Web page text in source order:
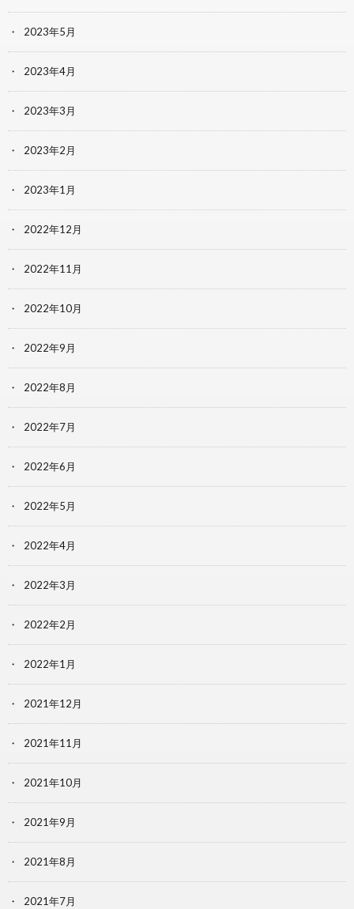
2023年5月
2023年4月
2023年3月
2023年2月
2023年1月
2022年12月
2022年11月
2022年10月
2022年9月
2022年8月
2022年7月
2022年6月
2022年5月
2022年4月
2022年3月
2022年2月
2022年1月
2021年12月
2021年11月
2021年10月
2021年9月
2021年8月
2021年7月